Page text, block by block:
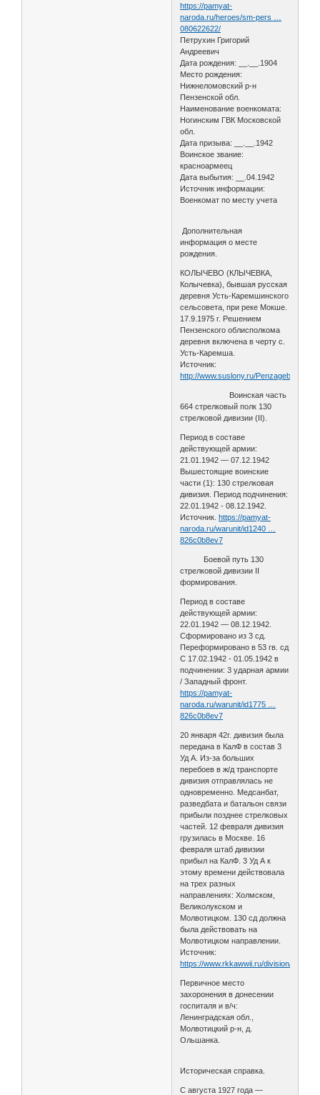
https://pamyat-
naroda.ru/heroes/sm-pers …
080622622/
Петрухин Григорий
Андреевич
Дата рождения: __.__.1904
Место рождения:
Нижнеломовский р-н
Пензенской обл.
Наименование военкомата:
Ногинским ГВК Московской
обл.
Дата призыва: __.__.1942
Воинское звание:
красноармеец
Дата выбытия: __.04.1942
Источник информации:
Военкомат по месту учета
Дополнительная
информация о месте
рождения.
КОЛЫЧЕВО (КЛЫЧЕВКА,
Колычевка), бывшая русская
деревня Усть-Каремшинского
сельсовета, при реке Мокше.
17.9.1975 г. Решением
Пензенского облисполкома
деревня включена в черту с.
Усть-Каремша.
Источник:
http://www.suslony.ru/Penzagebiet/
Воинская часть
664 стрелковый полк 130
стрелковой дивизии (II).
Период в составе
действующей армии:
21.01.1942 — 07.12.1942
Вышестоящие воинские
части (1): 130 стрелковая
дивизия. Период подчинения:
22.01.1942 - 08.12.1942.
Источник.https://pamyat-
naroda.ru/warunit/id1240 …
826c0b8ev7
Боевой путь 130
стрелковой дивизии II
формирования.
Период в составе
действующей армии:
22.01.1942 — 08.12.1942.
Сформировано из 3 сд.
Переформировано в 53 гв. сд
С 17.02.1942 - 01.05.1942 в
подчинении: 3 ударная армии
/ Западный фронт.
https://pamyat-
naroda.ru/warunit/id1775 …
826c0b8ev7
20 января 42г. дивизия была
передана в КалФ в состав 3
Уд А. Из-за больших
перебоев в ж/д транспорте
дивизия отправлялась не
одновременно. Медсанбат,
разведбата и батальон связи
прибыли позднее стрелковых
частей. 12 февраля дивизия
грузилась в Москве. 16
февраля штаб дивизии
прибыл на КалФ. 3 Уд А к
этому времени действовала
на трех разных
направлениях: Холмском,
Великолукском и
Молвотицком. 130 сд должна
была действовать на
Молвотицком направлении.
Источник:
https://www.rkkawwii.ru/division/130sdf2
Первичное место
захоронения в донесении
госпиталя и в/ч:
Ленинградская обл.,
Молвотицкий р-н, д.
Ольшанка.
Историческая справка.
С августа 1927 года —